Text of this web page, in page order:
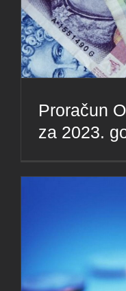
Proračun
za 2023.